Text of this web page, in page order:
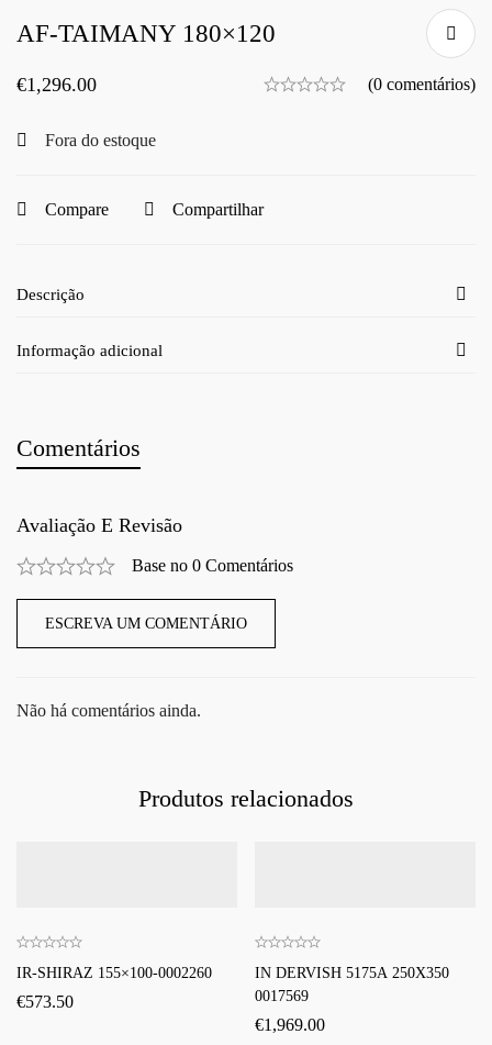
AF-TAIMANY 180×120
€1,296.00 (0 comentários)
Fora do estoque
Compare Compartilhar
Descrição
Informação adicional
Comentários
Avaliação E Revisão
Base no 0 Comentários
ESCREVA UM COMENTÁRIO
Não há comentários ainda.
Produtos relacionados
IR-SHIRAZ 155×100-0002260
€573.50
IN DERVISH 5175A 250X350
0017569
€1,969.00